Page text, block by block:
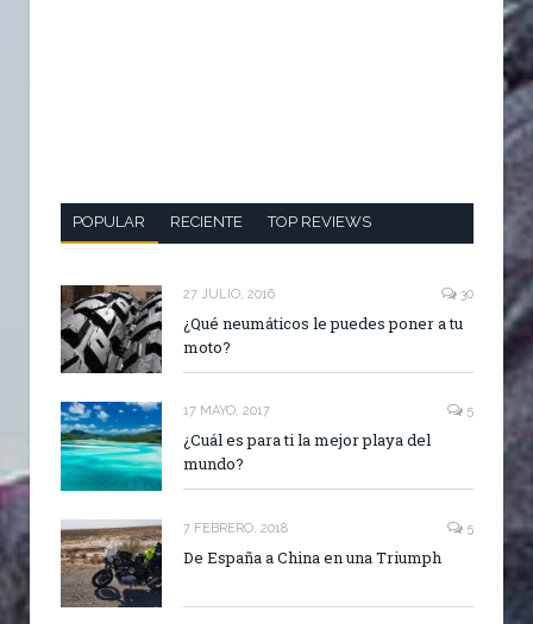
POPULAR RECIENTE TOP REVIEWS
27 JULIO, 2016 30
¿Qué neumáticos le puedes poner a tu
moto?
17 MAYO, 2017 5
¿Cuál es para ti la mejor playa del
mundo?
7 FEBRERO, 2018 5
De España a China en una Triumph